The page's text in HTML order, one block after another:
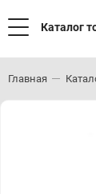
Каталог
Главная